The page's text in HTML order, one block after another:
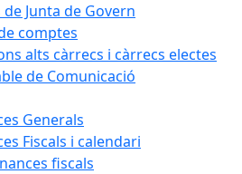
de Junta de Govern
comptes
alts càrrecs i càrrecs electes
de Comunicació
Generals
Fiscals i calendari
fiscals